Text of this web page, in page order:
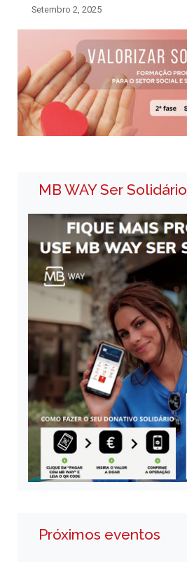
Setembro 2, 2025
MB WAY Ser Solidário
Próximos eventos